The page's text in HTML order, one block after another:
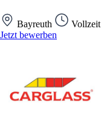
Bayreuth Vollzeit
Jetzt bewerben